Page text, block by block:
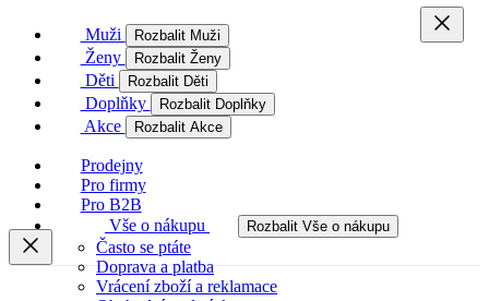
Muži Rozbalit Muži
Ženy Rozbalit Ženy
Děti Rozbalit Děti
Doplňky Rozbalit Doplňky
Akce Rozbalit Akce
Prodejny
Pro firmy
Pro B2B
Vše o nákupu
Rozbalit Vše o nákupu
Často se ptáte
Doprava a platba
Vrácení zboží a reklamace